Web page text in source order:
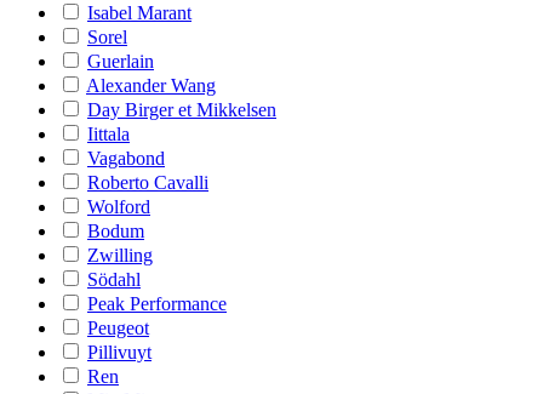
Isabel Marant
Sorel
Guerlain
Alexander Wang
Day Birger et Mikkelsen
Iittala
Vagabond
Roberto Cavalli
Wolford
Bodum
Zwilling
Södahl
Peak Performance
Peugeot
Pillivuyt
Ren